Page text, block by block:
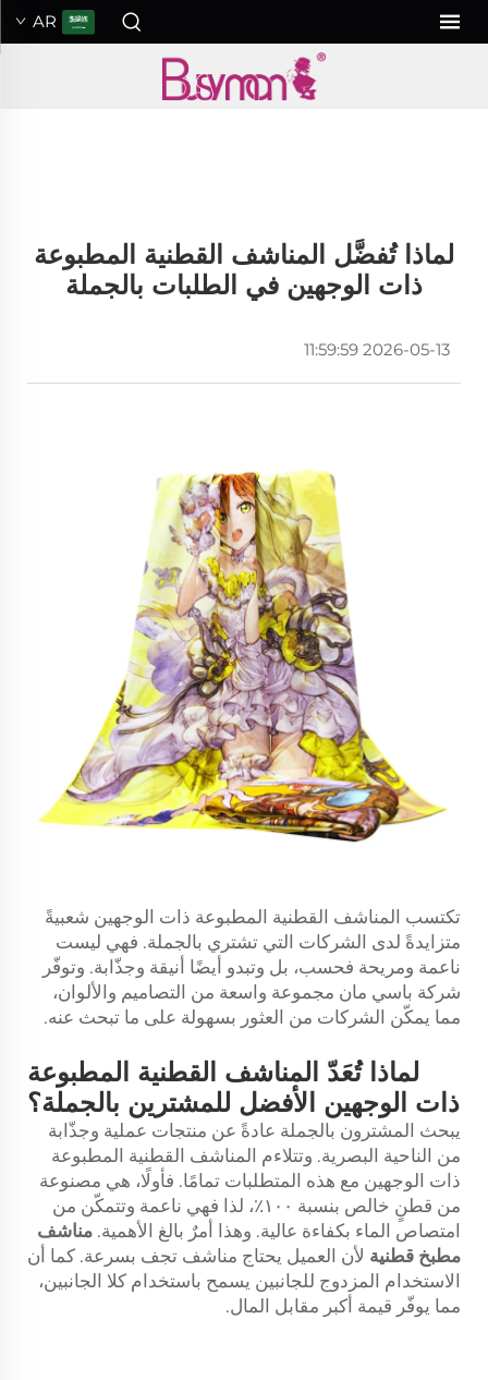
AR
لماذا تُفضَّل المناشف القطنية المطبوعة
ذات الوجهين في الطلبات بالجملة
2026-05-13 11:59:59
تكتسب المناشف القطنية المطبوعة ذات الوجهين شعبيةً
متزايدةً لدى الشركات التي تشتري بالجملة. فهي ليست
ناعمة ومريحة فحسب، بل وتبدو أيضًا أنيقة وجذّابة. وتوفّر
شركة باسي مان مجموعة واسعة من التصاميم والألوان،
مما يمكّن الشركات من العثور بسهولة على ما تبحث عنه.
لماذا تُعَدّ المناشف القطنية المطبوعة
ذات الوجهين الأفضل للمشترين بالجملة؟
يبحث المشترون بالجملة عادةً عن منتجات عملية وجذّابة
من الناحية البصرية. وتتلاءم المناشف القطنية المطبوعة
ذات الوجهين مع هذه المتطلبات تمامًا. فأولًا، هي مصنوعة
من قطنٍ خالص بنسبة ١٠٠٪، لذا فهي ناعمة وتتمكّن من
امتصاص الماء بكفاءة عالية. وهذا أمرٌ بالغ الأهمية. مناشف
مطبخ قطنية لأن العميل يحتاج مناشف تجف بسرعة. كما أن
الاستخدام المزدوج للجانبين يسمح باستخدام كلا الجانبين،
مما يوفّر قيمة أكبر مقابل المال.